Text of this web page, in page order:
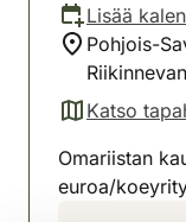
Lisää
Pohjois-
Katso
(avautuu
Omariistan
euroa/